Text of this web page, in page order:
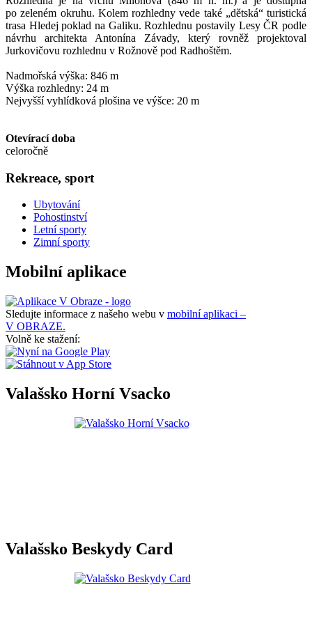
po zeleném okruhu. Kolem rozhledny vede také „dětská“ turistická
trasa Hledej poklad na Galiku. Rozhlednu postavily Lesy ČR podle
návrhu architekta Antonína Závady, který rovněž projektoval
Jurkovičovu rozhlednu v Rožnově pod Radhoštěm.
Nadmořská výška: 846 m
Výška rozhledny: 24 m
Nejvyšší vyhlídková plošina ve výšce: 20 m
Otevírací doba
celoročně
Rekreace, sport
Ubytování
Pohostinství
Letní sporty
Zimní sporty
Mobilní aplikace
Sledujte informace z našeho webu v mobilní aplikaci –
V OBRAZE.
Volně ke stažení:
Valašsko Horní Vsacko
Valašsko Beskydy Card